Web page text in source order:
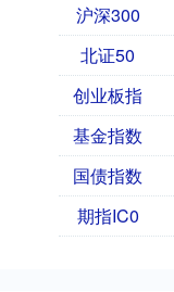
沪深300
北证50
创业板指
基金指数
国债指数
期指IC0